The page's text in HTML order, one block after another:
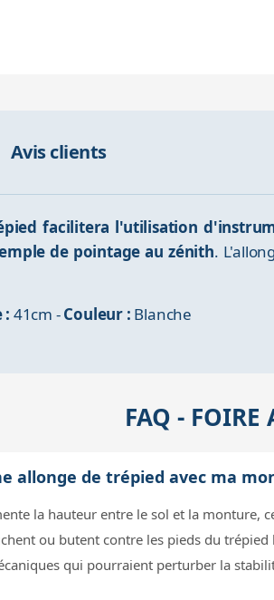
Avis clients
facilitera l'utilisation
de pointage au zénith.
: 41cm -Couleur : Blanche
FAQ - FOIRE
allonge de trépied avec ma
la hauteur entre le sol et la monture,
ou butent contre les pieds du
qui pourraient perturber la